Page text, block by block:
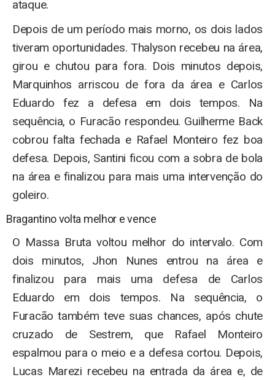
ataque.
Depois de um período mais morno, os dois lados
tiveram oportunidades. Thalyson recebeu na área,
girou e chutou para fora. Dois minutos depois,
Marquinhos arriscou de fora da área e Carlos
Eduardo fez a defesa em dois tempos. Na
sequência, o Furacão respondeu. Guilherme Back
cobrou falta fechada e Rafael Monteiro fez boa
defesa. Depois, Santini ficou com a sobra de bola
na área e finalizou para mais uma intervenção do
goleiro.
Bragantino volta melhor e vence
O Massa Bruta voltou melhor do intervalo. Com
dois minutos, Jhon Nunes entrou na área e
finalizou para mais uma defesa de Carlos
Eduardo em dois tempos. Na sequência, o
Furacão também teve suas chances, após chute
cruzado de Sestrem, que Rafael Monteiro
espalmou para o meio e a defesa cortou. Depois,
Lucas Marezi recebeu na entrada da área e, de